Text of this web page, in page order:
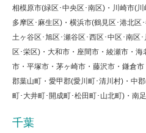
相模原市(緑区･中央区･南区)・川崎市(
多摩区･麻生区)・横浜市(鶴見区･港北区
土ヶ谷区･旭区･瀬谷区･西区･中区･南区
区･栄区)・大和市・座間市・綾瀬市・
市・平塚市・茅ヶ崎市・藤沢市・鎌倉
郡葉山町・愛甲郡(愛川町･清川村)・中
町･大井町･開成町･松田町･山北町)・南
千葉